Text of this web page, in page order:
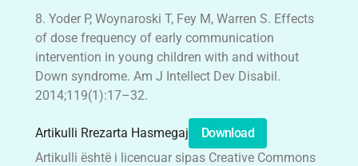
8. Yoder P, Woynaroski T, Fey M, Warren S. Effects
of dose frequency of early communication
intervention in young children with and without
Down syndrome. Am J Intellect Dev Disabil.
2014;119(1):17–32.
Artikulli Rrezarta Hasmegaj
Download
Artikulli është i licencuar sipas Creative Commons